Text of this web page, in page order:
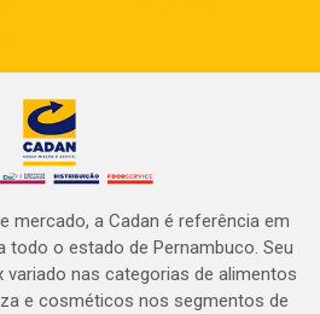
mercado, a Cadan é referência em
todo o estado de Pernambuco. Seu
nas categorias de alimentos
e cosméticos nos segmentos de